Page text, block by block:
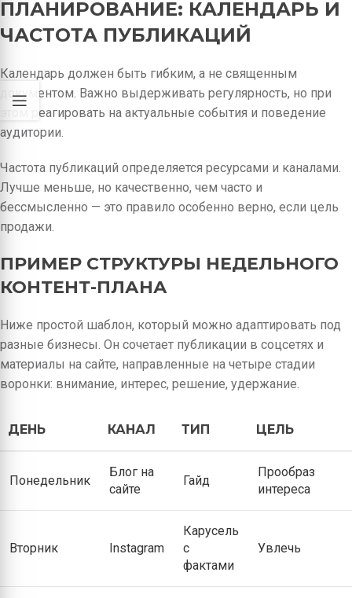
ПЛАНИРОВАНИЕ: КАЛЕНДАРЬ И
ЧАСТОТА ПУБЛИКАЦИЙ
Календарь должен быть гибким, а не священным
документом. Важно выдерживать регулярность, но при
этом реагировать на актуальные события и поведение
аудитории.
Частота публикаций определяется ресурсами и каналами.
Лучше меньше, но качественно, чем часто и
бессмысленно — это правило особенно верно, если цель
продажи.
ПРИМЕР СТРУКТУРЫ НЕДЕЛЬНОГО
КОНТЕНТ-ПЛАНА
Ниже простой шаблон, который можно адаптировать под
разные бизнесы. Он сочетает публикации в соцсетях и
материалы на сайте, направленные на четыре стадии
воронки: внимание, интерес, решение, удержание.
ДЕНЬ КАНАЛ ТИП ЦЕЛЬ
Понедельник
Блог на
сайте
Гайд
Прообраз
интереса
Вторник Instagram
Карусель
с
фактами
Увлечь